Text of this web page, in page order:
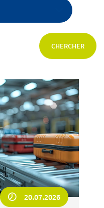
youtube
CHERCHER
20.07.2026